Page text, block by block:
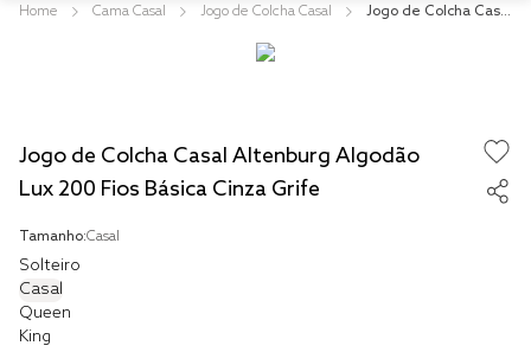
Cama Casal Jogo de Colcha Casal
Jogo de Colcha Casal
Jogo de Colcha Casal Altenburg Algodão
Lux 200 Fios Básica Cinza Grife
Tamanho:Casal
Solteiro
Casal
Queen
King
edredom
jogos cama
travesseiro
tencel
solteiro king